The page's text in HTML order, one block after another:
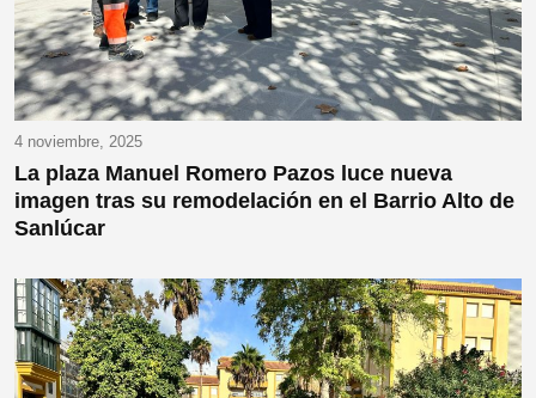
4 noviembre, 2025
La plaza Manuel Romero Pazos luce nueva
imagen tras su remodelación en el Barrio Alto de
Sanlúcar